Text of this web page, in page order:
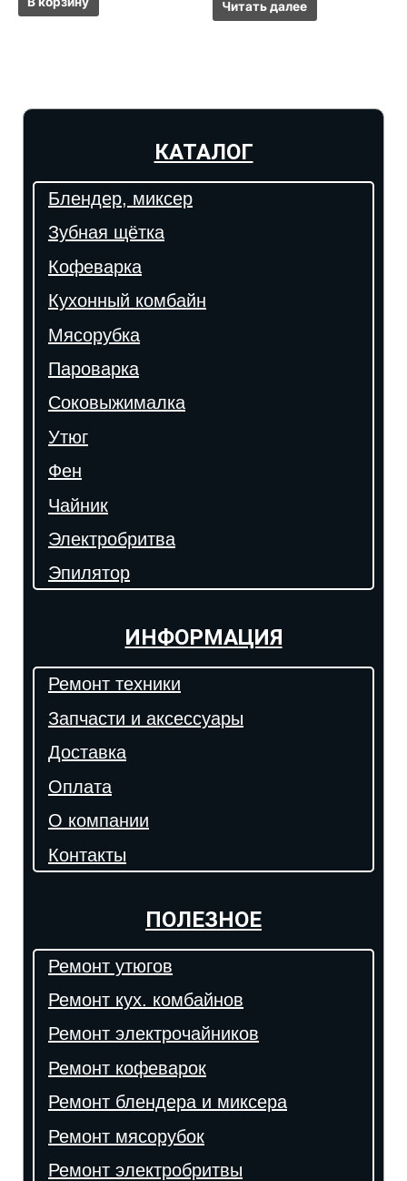
Читать далее
КАТАЛОГ
Блендер, миксер
Зубная щётка
Кофеварка
Кухонный комбайн
Мясорубка
Пароварка
Соковыжималка
Утюг
Фен
Чайник
Электробритва
Эпилятор
ИНФОРМАЦИЯ
Ремонт техники
Запчасти и аксессуары
Доставка
Оплата
О компании
Контакты
ПОЛЕЗНОЕ
Ремонт утюгов
Ремонт кух. комбайнов
Ремонт электрочайников
Ремонт кофеварок
Ремонт блендера и миксера
Ремонт мясорубок
Ремонт электробритвы